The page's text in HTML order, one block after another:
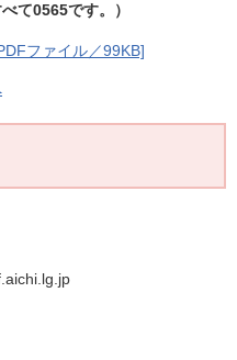
て0565です。）
ファイル／99KB]